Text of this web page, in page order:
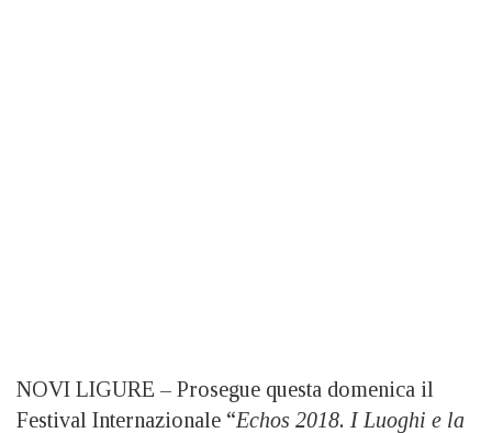
NOVI LIGURE – Prosegue questa domenica il
Festival Internazionale “Echos 2018. I Luoghi e la